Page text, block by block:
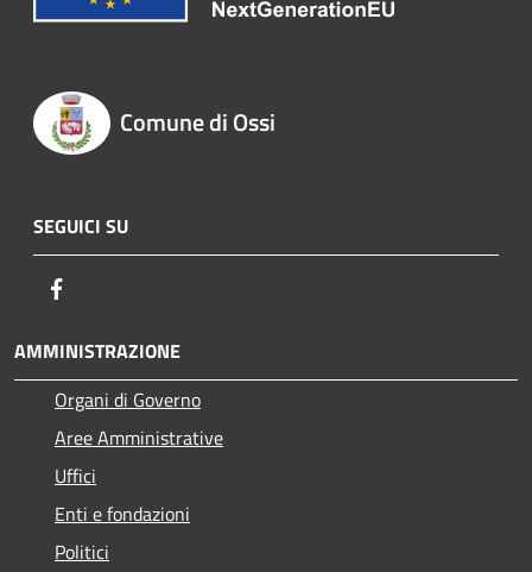
Comune di Ossi
SEGUICI SU
AMMINISTRAZIONE
Organi di Governo
Aree Amministrative
Uffici
Enti e fondazioni
Politici